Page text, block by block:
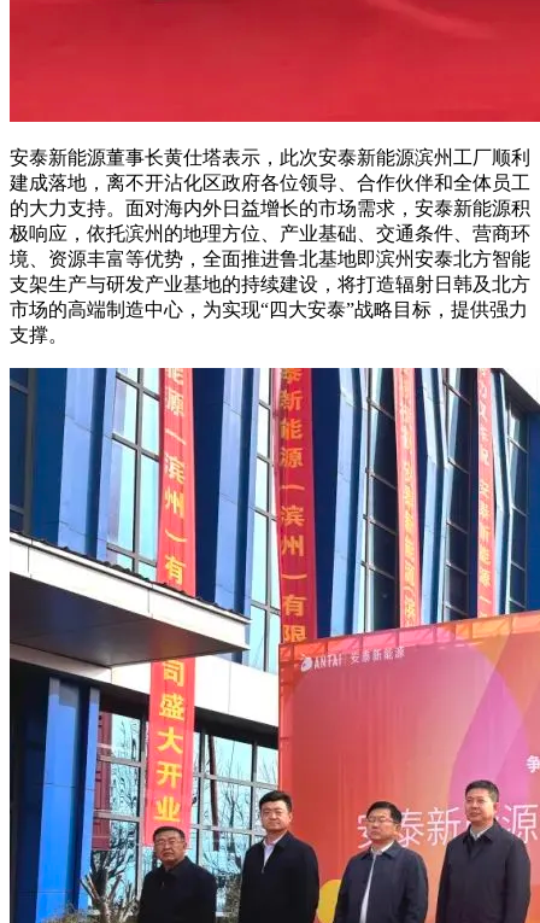
安泰新能源董事长黄仕塔表示，此次安泰新能源滨州工厂顺利
建成落地，离不开沾化区政府各位领导、合作伙伴和全体员工
的大力支持。面对海内外日益增长的市场需求，安泰新能源积
极响应，依托滨州的地理方位、产业基础、交通条件、营商环
境、资源丰富等优势，全面推进鲁北基地即滨州安泰北方智能
支架生产与研发产业基地的持续建设，将打造辐射日韩及北方
市场的高端制造中心，为实现“四大安泰”战略目标，提供强力
支撑。